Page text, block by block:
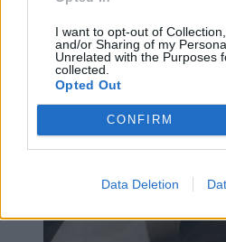
I want to opt-out of
and/or Sharing of my
Unrelated with the Purposes
collected.
Opted Out
CONFIRM
Data Deletion